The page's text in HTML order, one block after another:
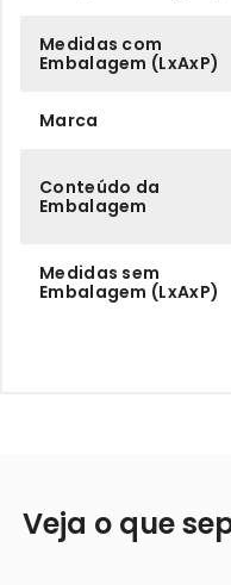
Medidas com
Embalagem (LxAxP)
Marca
Conteúdo da
Embalagem
Medidas sem
Embalagem (LxAxP)
Veja o que